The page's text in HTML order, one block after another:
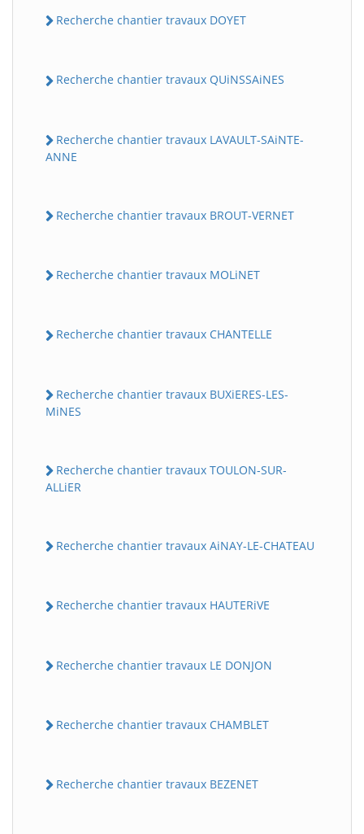
Recherche chantier travaux DOYET
Recherche chantier travaux QUiNSSAiNES
Recherche chantier travaux LAVAULT-SAiNTE-
ANNE
Recherche chantier travaux BROUT-VERNET
Recherche chantier travaux MOLiNET
Recherche chantier travaux CHANTELLE
Recherche chantier travaux BUXiERES-LES-
MiNES
Recherche chantier travaux TOULON-SUR-
ALLiER
Recherche chantier travaux AiNAY-LE-CHATEAU
Recherche chantier travaux HAUTERiVE
Recherche chantier travaux LE DONJON
Recherche chantier travaux CHAMBLET
Recherche chantier travaux BEZENET